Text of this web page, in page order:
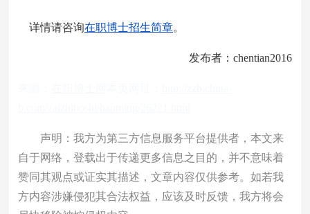
详情请咨询在职博士招生简章。
发布者：chentian2016
声明：我方为第三方信息服务平台提供者，本文来
自于网络，登载出于传递更多信息之目的，并不意味着
赞同其观点或证实其描述，文章内容仅供参考。如若我
方内容涉嫌侵犯其合法权益，应该及时反馈，我方将会